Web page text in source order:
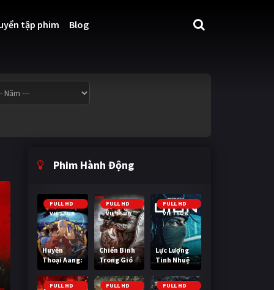
tập phim Blog
Phim Hành Động
FULL HD
VIETSUB
Huyền
Thoại Aang:
Tiết Khí Sư
Cuối Cùng
FULL HD
VIETSUB
Chiến Binh
Trong Gió
FULL HD
VIETSUB
Lực Lượng
Tinh Nhuệ
FULL HD
FULL HD
FULL HD